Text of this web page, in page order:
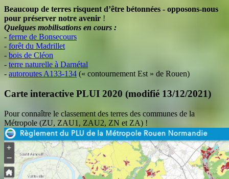
Beaucoup de terres risquent d’être bétonnées - opposons-nous
pour préserver notre avenir !
Quelques mobilisations en cours :
- ferme de Bonsecours
- forêt du Madrillet
- bois de Cléon
- terre naturelle à Darnétal
- autoroutes A133-134 (« contournement Est » de Rouen)
Carte interactive PLUI 2020 (modifié 13/12/2021)
Pour connaître le classement des terres des communes de la
Métropole (ZU, ZAU1, ZAU2, ZN et ZA) !